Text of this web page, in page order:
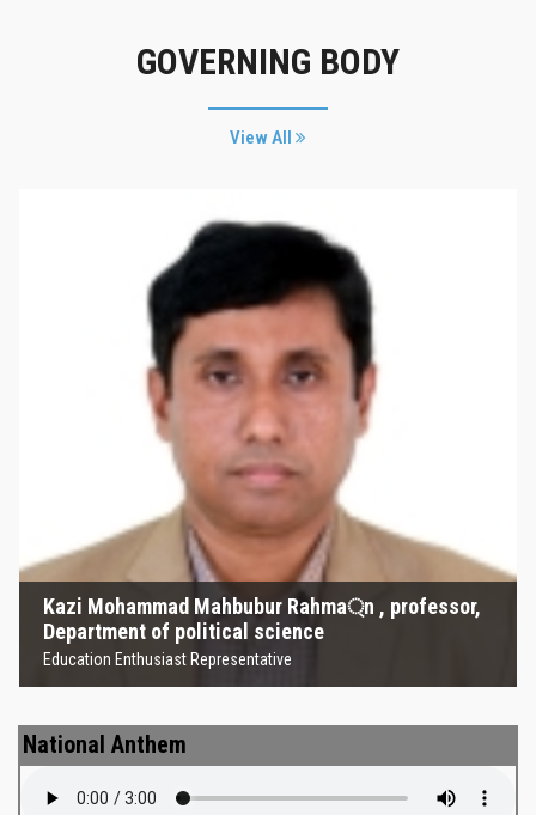
GOVERNING BODY
View All
Kazi Mohammad Mahbubur Rahma্‌n , professor,
Department of political science
Education Enthusiast Representative
Kazi Mohammad Mahbubur
Rahma্‌n , professor, Department
of political science
Education Enthusiast Representative
National Anthem